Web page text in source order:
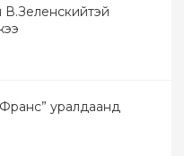
уралдаанд